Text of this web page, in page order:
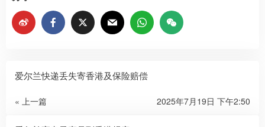
爱尔兰快递丢失寄香港及保险赔偿​
« 上一篇 2025年7月19日 下午2:50